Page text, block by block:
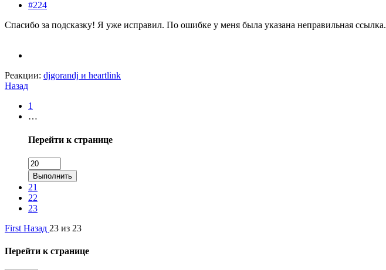
#224
Спасибо за подсказку! Я уже исправил. По ошибке у меня была указана неправильная ссылка.
Реакции: djgorandj и heartlink
Назад
1
…
Перейти к странице
Выполнить
21
22
23
First Назад 23 из 23
Перейти к странице